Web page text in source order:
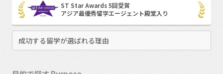
ST Star Awards 5回受賞
アジア最優秀留学エージェント殿堂入り
成功する留学が選ばれる理由